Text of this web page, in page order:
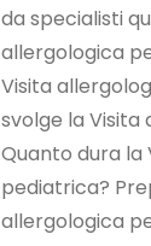
da specialisti
allergologica
Visita
svolge la
Quanto dura la
pediatrica?
allergologica